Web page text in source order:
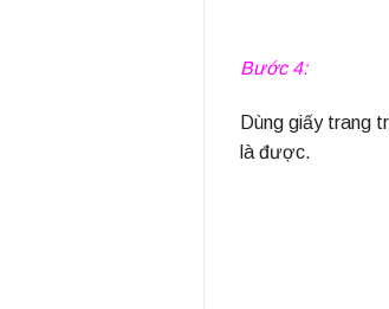
Bước 4:
Dùng giấy trang
là được.